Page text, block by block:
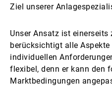
Ziel unserer
Unser Ansatz ist
berücksichtigt alle
individuellen
flexibel, denn er kann den
Marktbedingungen